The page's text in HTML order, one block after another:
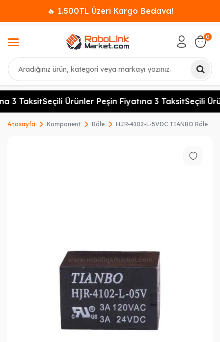
🔥 1.500TL Üzeri Kargo Bedava!
Ara
0
3 TaksitSeçili Ürünler Peşin Fiyatına 3 TaksitSeçili
Anasayfa Komponent Röle HJR-4102-L-5VDC TIANBO Röle